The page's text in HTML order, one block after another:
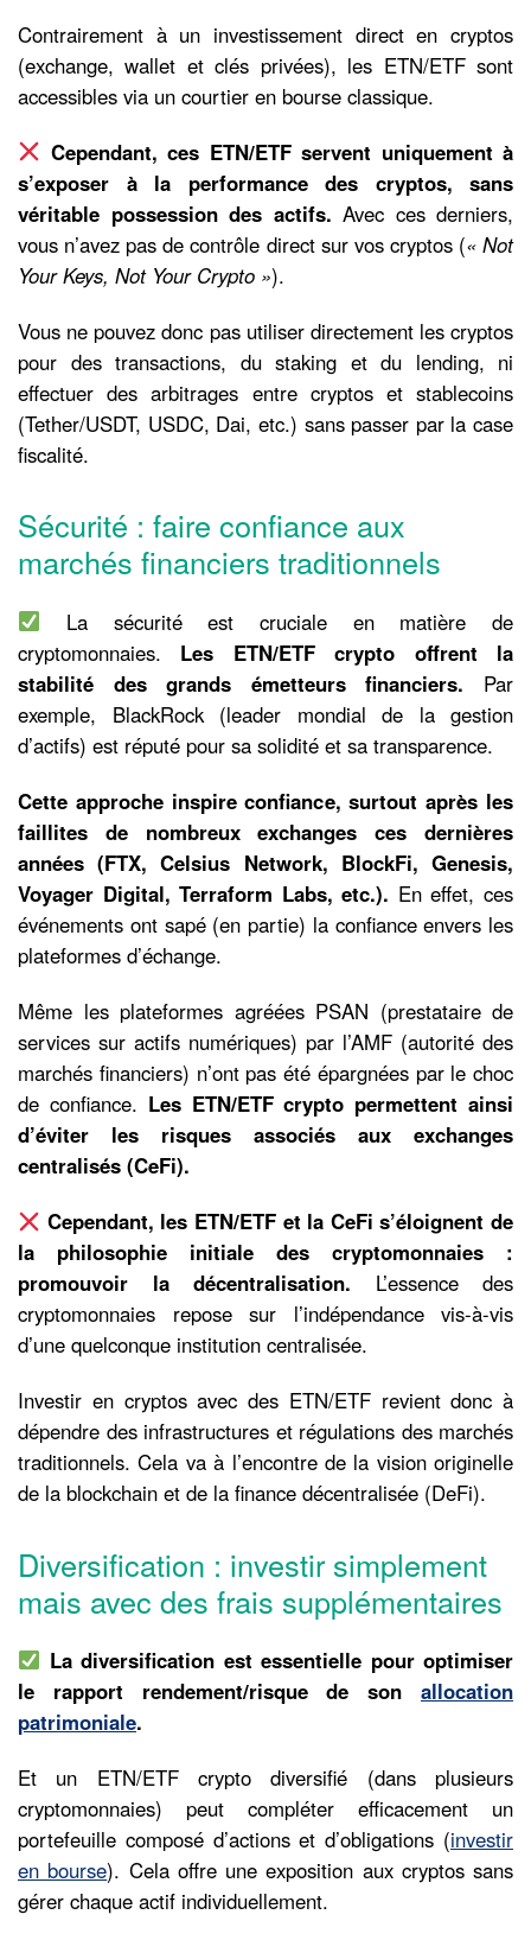
Contrairement à un investissement direct en cryptos
(exchange, wallet et clés privées), les ETN/ETF sont
accessibles via un courtier en bourse classique.
Cependant, ces ETN/ETF servent uniquement à
s’exposer à la performance des cryptos, sans
véritable possession des actifs. Avec ces derniers,
vous n’avez pas de contrôle direct sur vos cryptos (« Not
Your Keys, Not Your Crypto »).
Vous ne pouvez donc pas utiliser directement les cryptos
pour des transactions, du staking et du lending, ni
effectuer des arbitrages entre cryptos et stablecoins
(Tether/USDT, USDC, Dai, etc.) sans passer par la case
fiscalité.
Sécurité : faire confiance aux
marchés financiers traditionnels
La sécurité est cruciale en matière de
cryptomonnaies. Les ETN/ETF crypto offrent la
stabilité des grands émetteurs financiers. Par
exemple, BlackRock (leader mondial de la gestion
d’actifs) est réputé pour sa solidité et sa transparence.
Cette approche inspire confiance, surtout après les
faillites de nombreux exchanges ces dernières
années (FTX, Celsius Network, BlockFi, Genesis,
Voyager Digital, Terraform Labs, etc.). En effet, ces
événements ont sapé (en partie) la confiance envers les
plateformes d’échange.
Même les plateformes agréées PSAN (prestataire de
services sur actifs numériques) par l’AMF (autorité des
marchés financiers) n’ont pas été épargnées par le choc
de confiance. Les ETN/ETF crypto permettent ainsi
d’éviter les risques associés aux exchanges
centralisés (CeFi).
Cependant, les ETN/ETF et la CeFi s’éloignent de
la philosophie initiale des cryptomonnaies :
promouvoir la décentralisation. L’essence des
cryptomonnaies repose sur l’indépendance vis-à-vis
d’une quelconque institution centralisée.
Investir en cryptos avec des ETN/ETF revient donc à
dépendre des infrastructures et régulations des marchés
traditionnels. Cela va à l’encontre de la vision originelle
de la blockchain et de la finance décentralisée (DeFi).
Diversification : investir simplement
mais avec des frais supplémentaires
La diversification est essentielle pour optimiser
le rapport rendement/risque de son allocation
patrimoniale.
Et un ETN/ETF crypto diversifié (dans plusieurs
cryptomonnaies) peut compléter efficacement un
portefeuille composé d’actions et d’obligations (investir
en bourse). Cela offre une exposition aux cryptos sans
gérer chaque actif individuellement.